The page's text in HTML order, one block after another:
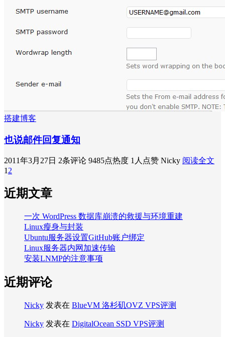
搭建博客
也说邮件回复通知
2011年3月27日 2条评论 9485点热度 1人点赞 Nicky 阅读全文
1 2
近期文章
一次 WordPress 数据库崩溃的救援与环境重建
Linux瘦身与封装
Ubuntu服务器设置GitHub账户绑定
Linux服务器内网加速传输
安装LNMP的注意事项
近期评论
Nicky 发表在 BlueVM 洛杉矶OVZ VPS评测
Nicky 发表在 DigitalOcean SSD VPS评测